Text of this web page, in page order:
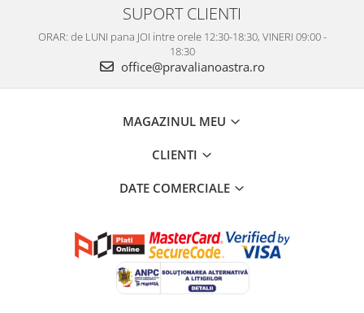
SUPORT CLIENTI
ORAR: de LUNI pana JOI intre orele 12:30-18:30, VINERI 09:00 -
18:30
office@pravalianoastra.ro
MAGAZINUL MEU
CLIENTI
DATE COMERCIALE